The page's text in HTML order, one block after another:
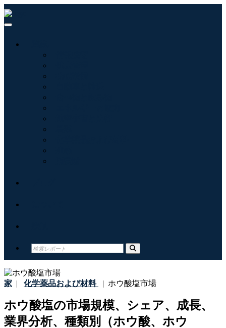
家 | 化学薬品および材料 | ホウ酸塩市場
ホウ酸塩の市場規模、シェア、成長、
業界分析、種類別（ホウ酸、ホウ